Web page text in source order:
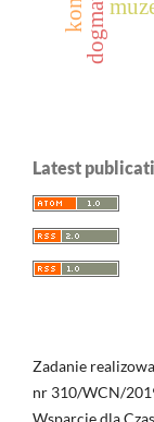
Latest
Zadanie
nr 310/WCN/
Wsparcie dla